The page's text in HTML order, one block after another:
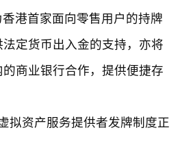
香港首家面向零售用户的持牌
定货币出入金的支持，亦将
商业银行合作，提供便捷存
资产服务提供者发牌制度正